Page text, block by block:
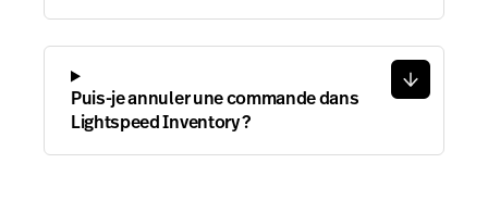
Puis-je annuler une commande dans
Lightspeed Inventory ?